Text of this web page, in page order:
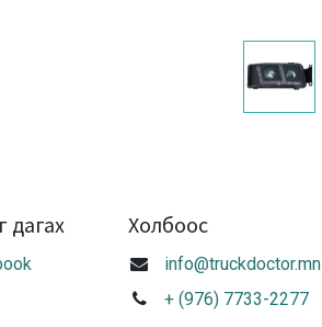
дагах Холбоос
info@truckdoctor.mn
+ (976) 7733-2277